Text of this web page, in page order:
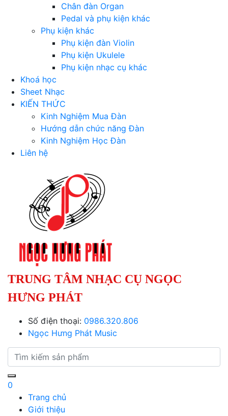
Chân đàn Organ
Pedal và phụ kiện khác
Phụ kiện khác
Phụ kiện đàn Violin
Phụ kiện Ukulele
Phụ kiện nhạc cụ khác
Khoá học
Sheet Nhạc
KIẾN THỨC
Kinh Nghiệm Mua Đàn
Hướng dẫn chức năng Đàn
Kinh Nghiệm Học Đàn
Liên hệ
TRUNG TÂM NHẠC CỤ NGỌC
HƯNG PHÁT
Số điện thoại: 0986.320.806
Ngọc Hưng Phát Music
0
Trang chủ
Giới thiệu